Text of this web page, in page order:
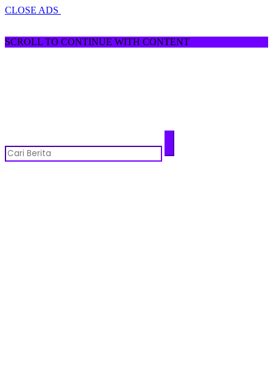
CLOSE ADS
SCROLL TO CONTINUE WITH CONTENT